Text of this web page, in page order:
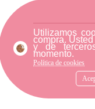
Utilizamos
compra.
y de
momento.
Política de cookies